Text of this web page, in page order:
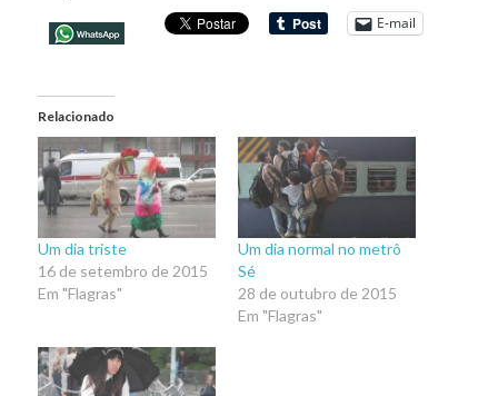
E-mail
Relacionado
Um dia triste
16 de setembro de 2015
Em "Flagras"
Um dia normal no metrô
Sé
28 de outubro de 2015
Em "Flagras"